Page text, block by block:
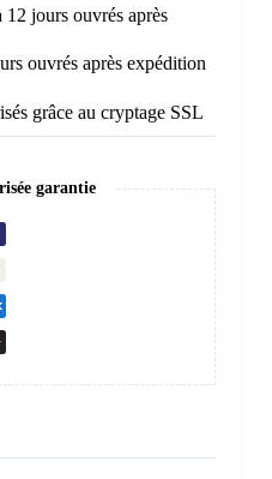
jours ouvrés après
ouvrés après expédition
grâce au cryptage SSL
garantie